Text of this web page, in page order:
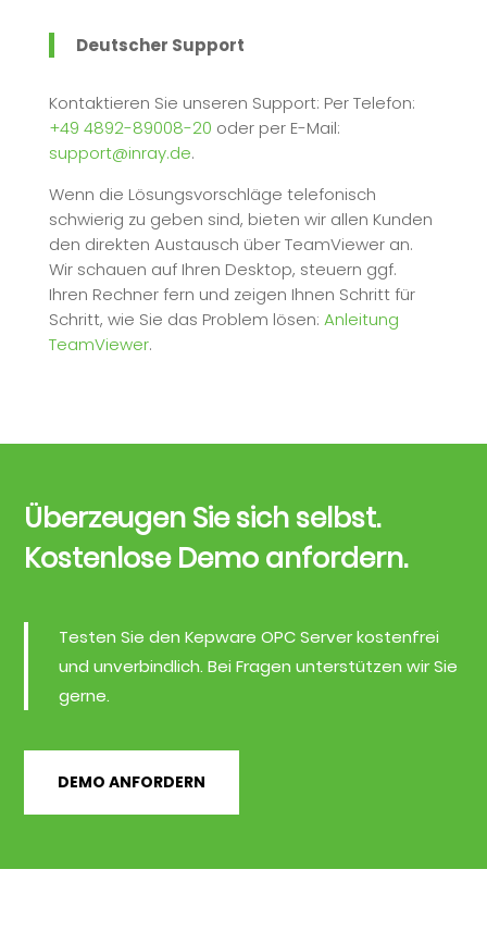
Deutscher Support
Kontaktieren Sie unseren Support: Per Telefon:
+49 4892-89008-20 oder per E-Mail:
support@inray.de.
Wenn die Lösungsvorschläge telefonisch
schwierig zu geben sind, bieten wir allen Kunden
den direkten Austausch über TeamViewer an.
Wir schauen auf Ihren Desktop, steuern ggf.
Ihren Rechner fern und zeigen Ihnen Schritt für
Schritt, wie Sie das Problem lösen: Anleitung
TeamViewer.
Überzeugen Sie sich selbst.
Kostenlose Demo anfordern.
Testen Sie den Kepware OPC Server kostenfrei
und unverbindlich. Bei Fragen unterstützen wir Sie
gerne.
DEMO ANFORDERN